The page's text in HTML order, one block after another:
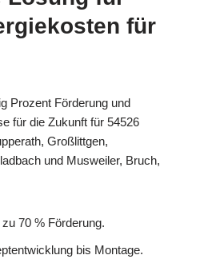
für
Prozent Förderung und
für die Zukunft für 54526
Großlittgen,
und Musweiler, Bruch,
70 % Förderung.
bis Montage.